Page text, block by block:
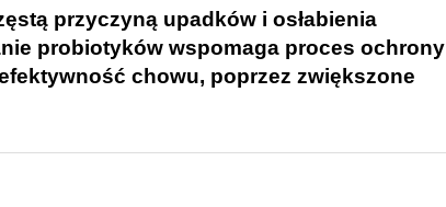
przyczyną upadków i osłabienia
probiotyków wspomaga proces ochrony
chowu, poprzez zwiększone